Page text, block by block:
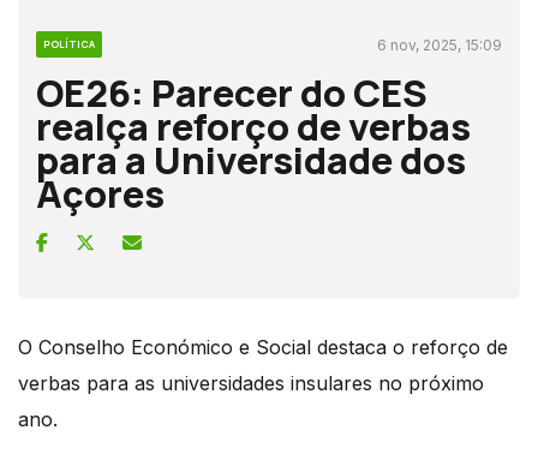
POLÍTICA 6 nov, 2025, 15:09
OE26: Parecer do CES
realça reforço de verbas
para a Universidade dos
Açores
O Conselho Económico e Social destaca o reforço de
verbas para as universidades insulares no próximo
ano.